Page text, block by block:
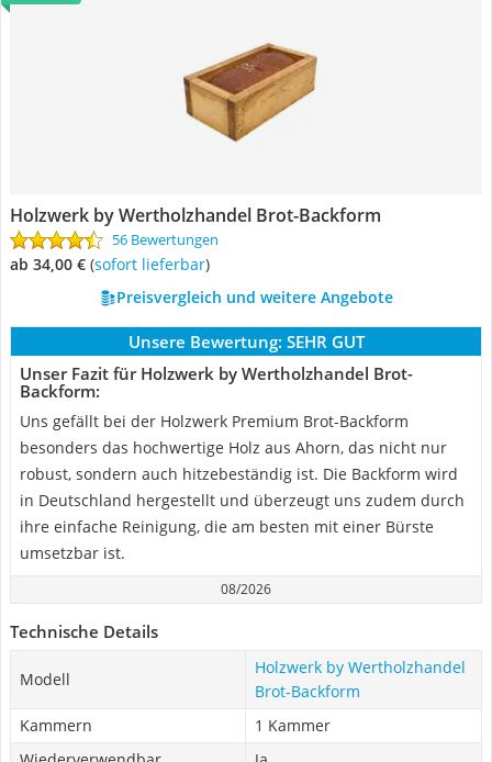
Holzwerk by Wertholzhandel Brot-Backform
56 Bewertungen
ab 34,00 € ( Sofort lieferbar)
Preisvergleich und weitere Angebote
Unsere Bewertung: SEHR GUT
Unser Fazit für Holzwerk by Wertholzhandel Brot-
Backform:
Uns gefällt bei der Holzwerk Premium Brot-Backform
besonders das hochwertige Holz aus Ahorn, das nicht nur
robust, sondern auch hitzebeständig ist. Die Backform wird
in Deutschland hergestellt und überzeugt uns zudem durch
ihre einfache Reinigung, die am besten mit einer Bürste
umsetzbar ist.
08/2026
Technische Details
Modell
Holzwerk by Wertholzhandel
Brot-Backform
Kammern
1 Kammer